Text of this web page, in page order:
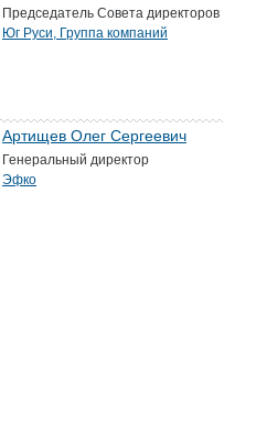
Председатель Совета директоров
Юг Руси, Группа компаний
Артищев Олег Сергеевич
Генеральный директор
Эфко